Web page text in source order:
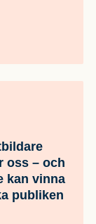
oss – och
kan vinna
publiken